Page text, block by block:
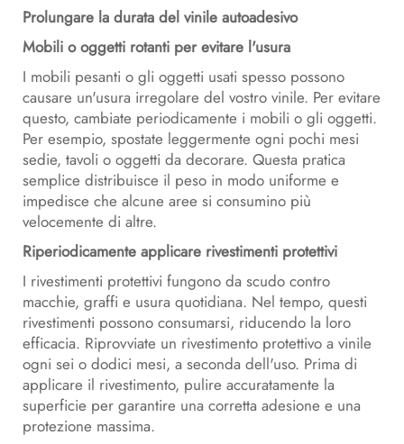
Prolungare la durata del vinile autoadesivo
Mobili o oggetti rotanti per evitare l'usura
I mobili pesanti o gli oggetti usati spesso possono
causare un'usura irregolare del vostro vinile. Per evitare
questo, cambiate periodicamente i mobili o gli oggetti.
Per esempio, spostate leggermente ogni pochi mesi
sedie, tavoli o oggetti da decorare. Questa pratica
semplice distribuisce il peso in modo uniforme e
impedisce che alcune aree si consumino più
velocemente di altre.
Riperiodicamente applicare rivestimenti protettivi
I rivestimenti protettivi fungono da scudo contro
macchie, graffi e usura quotidiana. Nel tempo, questi
rivestimenti possono consumarsi, riducendo la loro
efficacia. Riprovviate un rivestimento protettivo a vinile
ogni sei o dodici mesi, a seconda dell'uso. Prima di
applicare il rivestimento, pulire accuratamente la
superficie per garantire una corretta adesione e una
protezione massima.